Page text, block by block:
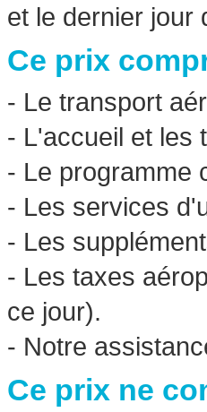
et le dernier jour
Ce prix
- Le transport
- L'accueil et les
- Le programme
- Les services
- Les
- Les taxes
ce jour).
- Notre
Ce prix ne